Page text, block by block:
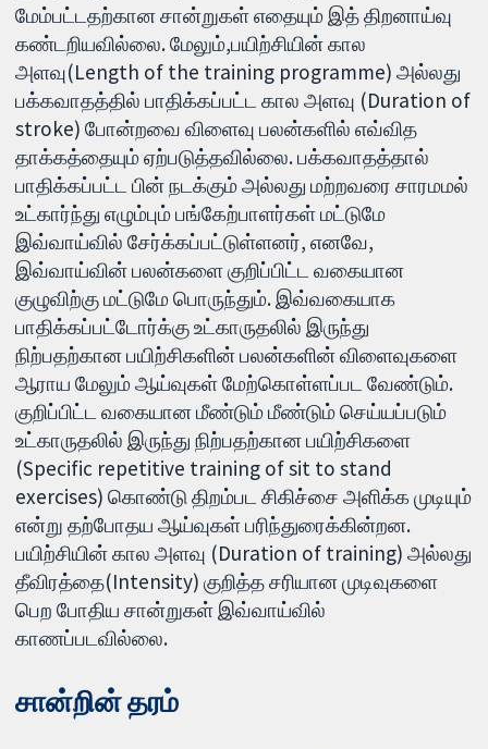
மேம்பட்டதற்கான சான்றுகள் எதையும் இத் திறனாய்வு
கண்டறியவில்லை. மேலும்,பயிற்சியின் கால
அளவு(Length of the training programme) அல்லது
பக்கவாதத்தில் பாதிக்கப்பட்ட கால அளவு (Duration of
stroke) போன்றவை விளைவு பலன்களில் எவ்வித
தாக்கத்தையும் ஏற்படுத்தவில்லை. பக்கவாதத்தால்
பாதிக்கப்பட்ட பின் நடக்கும் அல்லது மற்றவரை சாரமமல்
உட்கார்ந்து எழும்பும் பங்கேற்பாளர்கள் மட்டுமே
இவ்வாய்வில் சேர்க்கப்பட்டுள்ளனர், எனவே,
இவ்வாய்வின் பலன்களை குறிப்பிட்ட வகையான
குழுவிற்கு மட்டுமே பொருந்தும். இவ்வகையாக
பாதிக்கப்பட்டோர்க்கு உட்காருதலில் இருந்து
நிற்பதற்கான பயிற்சிகளின் பலன்களின் விளைவுகளை
ஆராய மேலும் ஆய்வுகள் மேற்கொள்ளப்பட வேண்டும்.
குறிப்பிட்ட வகையான மீண்டும் மீண்டும் செய்யப்படும்
உட்காருதலில் இருந்து நிற்பதற்கான பயிற்சிகளை
(Specific repetitive training of sit to stand
exercises) கொண்டு திறம்பட சிகிச்சை அளிக்க முடியும்
என்று தற்போதய ஆய்வுகள் பரிந்துரைக்கின்றன.
பயிற்சியின் கால அளவு (Duration of training) அல்லது
தீவிரத்தை(Intensity) குறித்த சரியான முடிவுகளை
பெற போதிய சான்றுகள் இவ்வாய்வில்
காணப்படவில்லை.
சான்றின் தரம்